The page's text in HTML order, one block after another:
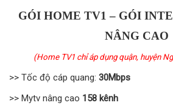
GÓI HOME TV1 – GÓI
NÂNG CAO
(Home TV1 chỉ áp dụng quận, huyện
>> Tốc độ cáp quang: 30Mbps
>> Mytv nâng cao 158 kênh